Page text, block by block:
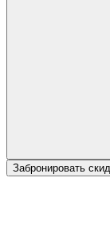
Забронировать